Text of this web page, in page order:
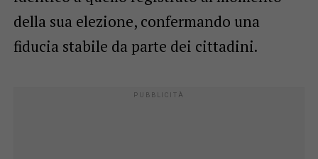
della sua elezione, confermando una
fiducia stabile da parte dei cittadini.